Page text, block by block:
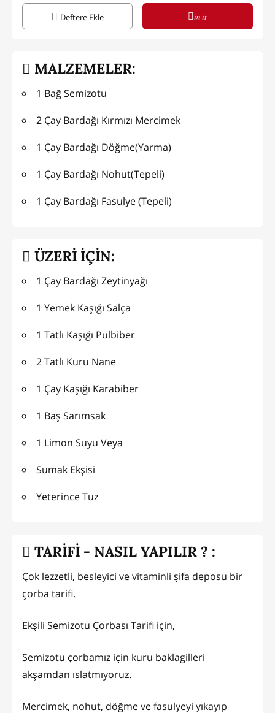
Deftere Ekle in it
MALZEMELER:
1 Bağ Semizotu
2 Çay Bardağı Kırmızı Mercimek
1 Çay Bardağı Döğme(Yarma)
1 Çay Bardağı Nohut(Tepeli)
1 Çay Bardağı Fasulye (Tepeli)
ÜZERİ İÇİN:
1 Çay Bardağı Zeytinyağı
1 Yemek Kaşığı Salça
1 Tatlı Kaşığı Pulbiber
2 Tatlı Kuru Nane
1 Çay Kaşığı Karabiber
1 Baş Sarımsak
1 Limon Suyu Veya
Sumak Ekşisi
Yeterince Tuz
TARİFİ - NASIL YAPILIR ? :
Çok lezzetli, besleyici ve vitaminli şifa deposu bir
çorba tarifi.
Ekşili Semizotu Çorbası Tarifi için,
Semizotu çorbamız için kuru baklagilleri
akşamdan ıslatmıyoruz.
Mercimek, nohut, döğme ve fasulyeyi yıkayıp